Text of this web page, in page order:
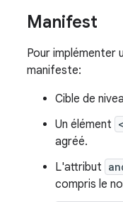
Manifest
Pour implémenter
manifeste:
Cible de
Un élément
agréé.
L'attribut
compris le